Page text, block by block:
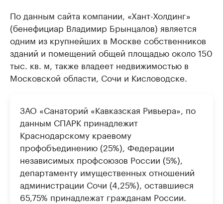
По данным сайта компании, «Хант-Холдинг»
(бенефициар Владимир Брынцалов) является
одним из крупнейших в Москве собственников
зданий и помещений общей площадью около 150
тыс. кв. м, также владеет недвижимостью в
Московской области, Сочи и Кисловодске.
ЗАО «Санаторий «Кавказская Ривьера», по
данным СПАРК принадлежит
Краснодарскому краевому
профобъединению (25%), Федерации
независимых профсоюзов России (5%),
департаменту имущественных отношений
администрации Сочи (4,25%), оставшиеся
65,75% принадлежат гражданам России.